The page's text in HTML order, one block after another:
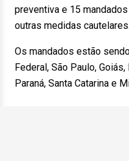
preventiva e 15
outras medidas cautelares.
Os mandados estão
Federal, São Paulo,
Paraná, Santa Catarina e